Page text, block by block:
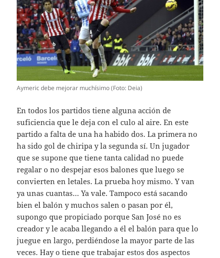
Aymeric debe mejorar muchísimo (Foto: Deia)
En todos los partidos tiene alguna acción de
suficiencia que le deja con el culo al aire. En este
partido a falta de una ha habido dos. La primera no
ha sido gol de chiripa y la segunda sí. Un jugador
que se supone que tiene tanta calidad no puede
regalar o no despejar esos balones que luego se
convierten en letales. La prueba hoy mismo. Y van
ya unas cuantas… Ya vale. Tampoco está sacando
bien el balón y muchos salen o pasan por él,
supongo que propiciado porque San José no es
creador y le acaba llegando a él el balón para que lo
juegue en largo, perdiéndose la mayor parte de las
veces. Hay o tiene que trabajar estos dos aspectos